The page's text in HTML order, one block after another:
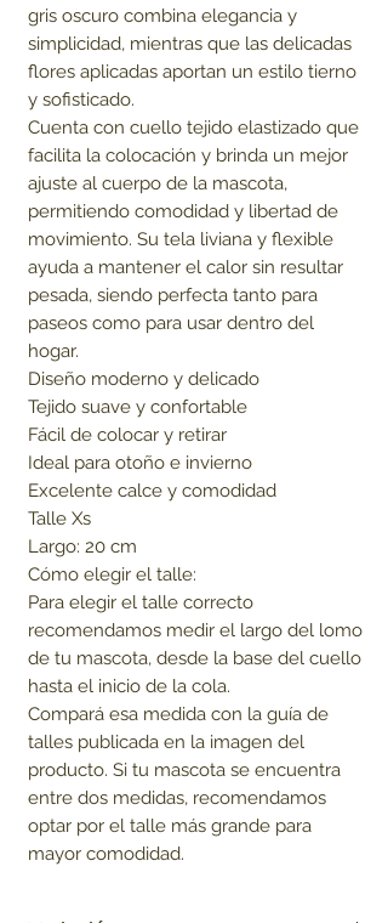
gris oscuro combina elegancia y
simplicidad, mientras que las delicadas
flores aplicadas aportan un estilo tierno
y sofisticado.
Cuenta con cuello tejido elastizado que
facilita la colocación y brinda un mejor
ajuste al cuerpo de la mascota,
permitiendo comodidad y libertad de
movimiento. Su tela liviana y flexible
ayuda a mantener el calor sin resultar
pesada, siendo perfecta tanto para
paseos como para usar dentro del
hogar.
Diseño moderno y delicado
Tejido suave y confortable
Fácil de colocar y retirar
Ideal para otoño e invierno
Excelente calce y comodidad
Talle Xs
Largo: 20 cm
Cómo elegir el talle:
Para elegir el talle correcto
recomendamos medir el largo del lomo
de tu mascota, desde la base del cuello
hasta el inicio de la cola.
Compará esa medida con la guía de
talles publicada en la imagen del
producto. Si tu mascota se encuentra
entre dos medidas, recomendamos
optar por el talle más grande para
mayor comodidad.